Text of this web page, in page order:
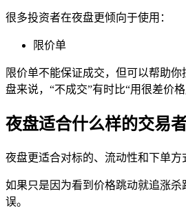
很多投资者在夜盘更倾向于使用：
限价单
限价单不能保证成交，但可以帮助
盘来说，“不成交”有时比“用很差价格
夜盘适合什么样的交易者
夜盘更适合对标的、流动性和下单方
如果只是因为看到价格跳动就追涨
误。